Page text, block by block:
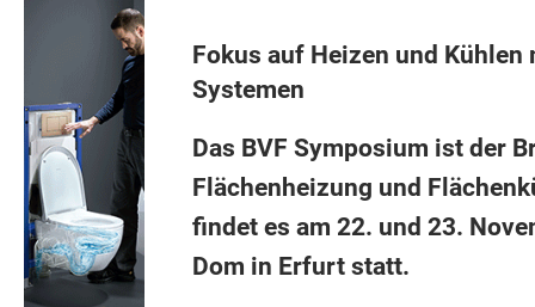
Fokus auf Heizen und
Systemen
Das BVF Symposium ist der
Flächenheizung und
findet es am 22. und 23.
Dom in Erfurt statt.